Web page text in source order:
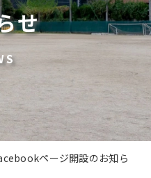
せ
ページ開設のお知ら